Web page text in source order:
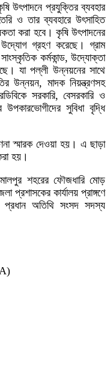
উৎপাদনে প্রযুক্তির ব্যবহার
ও তার ব্যবহারে উৎসাহিত
করা হবে। কৃষি উৎপাদনের
উদ্যোগ গ্রহণ করেছে। গ্রাম
কর্মকান্ড, উদ্যোক্তা
যা পল্লী উন্নয়নের সাথে
উন্নয়ন, মাদক নিয়ন্ত্রণসহ
সরকারি, বেসরকারি ও
উপকারভোগীদের সুবিধা বৃদ্ধি
স্মারক দেওয়া হয়। এ ছাড়া
হয়।
শহরের ফৌজধারি মোড়
প্রশাসকের কার্যালয় প্রাঙ্গণে
প্রধান অতিথি সংসদ সদস্য